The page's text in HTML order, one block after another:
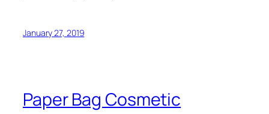
January 27, 2019
Paper Bag Cosmetic